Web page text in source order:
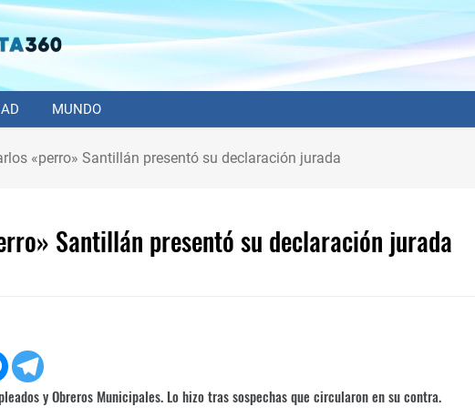
MUNDO
«perro» Santillán presentó su declaración jurada
Santillán presentó su declaración jurada
y Obreros Municipales. Lo hizo tras sospechas que circularon en su contra.